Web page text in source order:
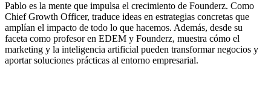
Pablo es la mente que impulsa el crecimiento de Founderz. Como
Chief Growth Officer, traduce ideas en estrategias concretas que
amplían el impacto de todo lo que hacemos. Además, desde su
faceta como profesor en EDEM y Founderz, muestra cómo el
marketing y la inteligencia artificial pueden transformar negocios y
aportar soluciones prácticas al entorno empresarial.